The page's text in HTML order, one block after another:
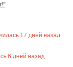
17 дней назад
6 дней назад